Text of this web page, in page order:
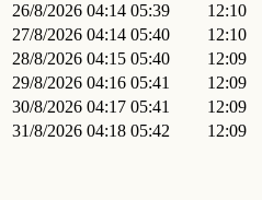
26/8/2026 04:14 05:39 12:10
27/8/2026 04:14 05:40 12:10
28/8/2026 04:15 05:40 12:09
29/8/2026 04:16 05:41 12:09
30/8/2026 04:17 05:41 12:09
31/8/2026 04:18 05:42 12:09